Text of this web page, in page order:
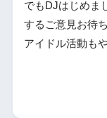
でもDJはじめま
するご意見お待
アイドル活動も